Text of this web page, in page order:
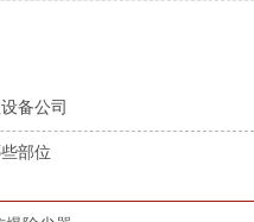
备公司
部位